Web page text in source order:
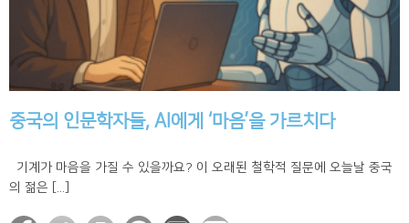
중국의 인문학자들, AI에게 ‘마음’을 가르치다
기계가 마음을 가질 수 있을까요? 이 오래된 철학적 질문에 오늘날 중국
의 젊은 [...]